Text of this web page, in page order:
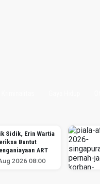
Sidik, Erin Wartia
Buntut
ART
2026 08:00